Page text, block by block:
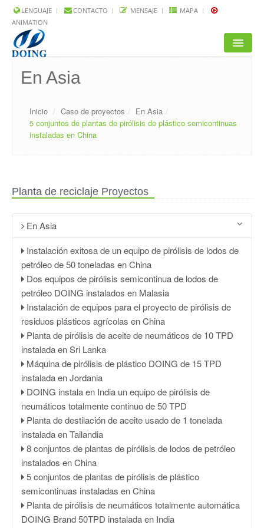
LENGUAJE CONTACTO MENSAJE
MAPA
ANIMATION
INICIO
SOLUCIÓN
NOTICIAS
En Asia
Inicio / Caso de proyectos / En Asia /
5 conjuntos de plantas de pirólisis de plástico semicontinuas
instaladas en China
Planta de reciclaje Proyectos
En Asia
Instalación exitosa de un equipo de pirólisis de lodos de
petróleo de 50 toneladas en China
Dos equipos de pirólisis semicontinua de lodos de
petróleo DOING instalados en Malasia
Instalación de equipos para el proyecto de pirólisis de
residuos plásticos agrícolas en China
Planta de pirólisis de aceite de neumáticos de 10 TPD
instalada en Sri Lanka
Máquina de pirólisis de plástico DOING de 15 TPD
instalada en Jordania
DOING instala en India un equipo de pirólisis de
neumáticos totalmente continuo de 50 TPD
Planta de destilación de aceite usado de 1 tonelada
instalada en Tailandia
8 conjuntos de plantas de pirólisis de lodos de petróleo
instalados en China
5 conjuntos de plantas de pirólisis de plástico
semicontinuas instaladas en China
Planta de pirólisis de neumáticos totalmente automática
DOING Brand 50TPD instalada en India